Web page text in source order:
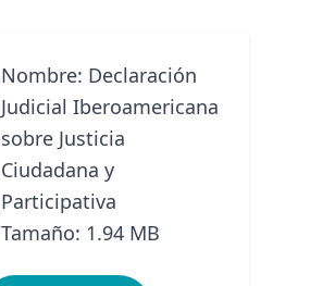
Nombre: Declaración
Judicial Iberoamericana
sobre Justicia
Ciudadana y
Participativa
Tamaño: 1.94 MB